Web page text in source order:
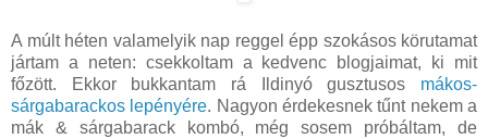
A múlt héten valamelyik nap reggel épp szokásos körutamat
jártam a neten: csekkoltam a kedvenc blogjaimat, ki mit
főzött. Ekkor bukkantam rá Ildinyó gusztusos mákos-
sárgabarackos lepényére. Nagyon érdekesnek tűnt nekem a
mák & sárgabarack kombó, még sosem próbáltam, de